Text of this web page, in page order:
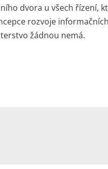
dvora u všech řízení,
rozvoje
žádnou nemá.